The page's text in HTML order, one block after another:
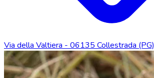
Via della Valtiera - 06135 Collestrada (PG)